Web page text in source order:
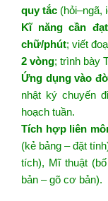
quy tắc (hỏi–ngã,
Kĩ năng cần
chữ/phút; viết
2 vòng; trình bày
Ứng dụng vào
nhật ký chuyến
hoạch tuần.
Tích hợp liên
(kẻ bảng – đặt
tích), Mĩ thuật
bản – gõ cơ bản).